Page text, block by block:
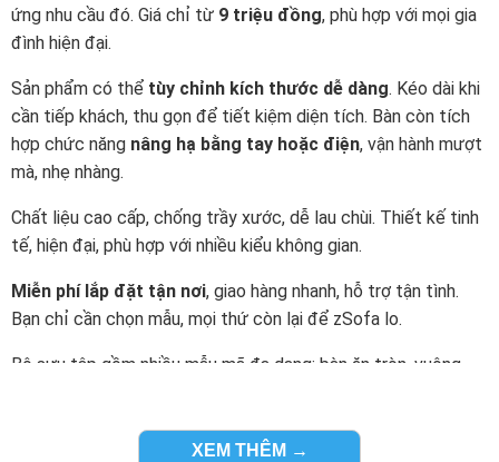
ứng nhu cầu đó. Giá chỉ từ 9 triệu đồng, phù hợp với mọi gia
đình hiện đại.
Sản phẩm có thể tùy chỉnh kích thước dễ dàng. Kéo dài khi
cần tiếp khách, thu gọn để tiết kiệm diện tích. Bàn còn tích
hợp chức năng nâng hạ bằng tay hoặc điện, vận hành mượt
mà, nhẹ nhàng.
Chất liệu cao cấp, chống trầy xước, dễ lau chùi. Thiết kế tinh
tế, hiện đại, phù hợp với nhiều kiểu không gian.
Miễn phí lắp đặt tận nơi, giao hàng nhanh, hỗ trợ tận tình.
Bạn chỉ cần chọn mẫu, mọi thứ còn lại để zSofa lo.
Bộ sưu tập gồm nhiều mẫu mã đa dạng: bàn ăn tròn, vuông,
XEM THÊM →